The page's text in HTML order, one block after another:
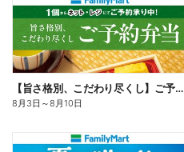
【旨さ格別、こだわり尽くし】ご予約弁当
8月3日 ～8月10日